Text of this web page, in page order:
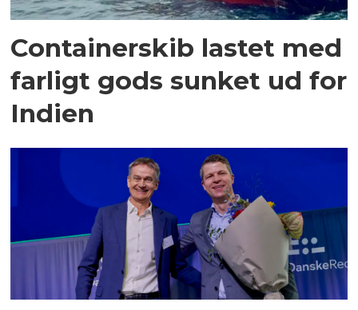
Containerskib lastet med
farligt gods sunket ud for
Indien